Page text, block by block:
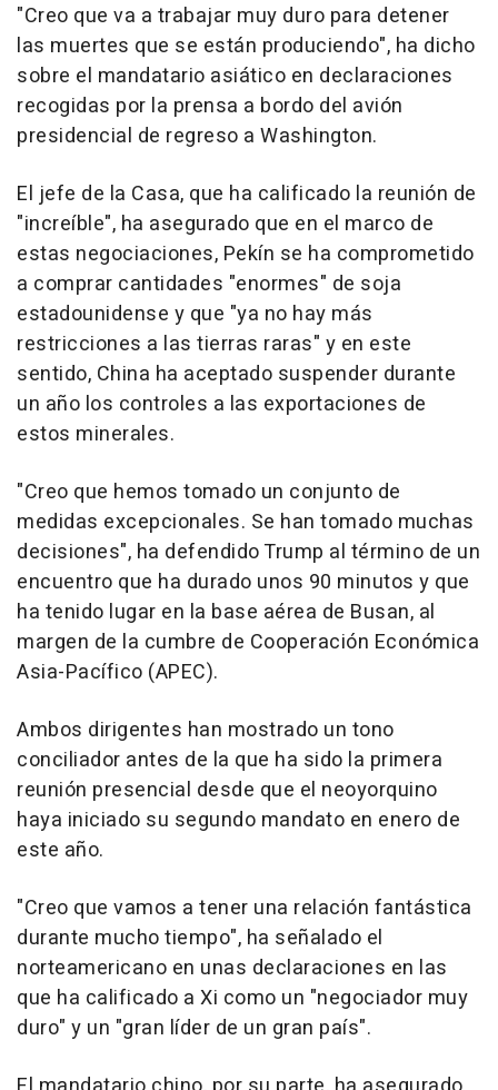
"Creo que va a trabajar muy duro para detener
las muertes que se están produciendo", ha dicho
sobre el mandatario asiático en declaraciones
recogidas por la prensa a bordo del avión
presidencial de regreso a Washington.
El jefe de la Casa, que ha calificado la reunión de
"increíble", ha asegurado que en el marco de
estas negociaciones, Pekín se ha comprometido
a comprar cantidades "enormes" de soja
estadounidense y que "ya no hay más
restricciones a las tierras raras" y en este
sentido, China ha aceptado suspender durante
un año los controles a las exportaciones de
estos minerales.
"Creo que hemos tomado un conjunto de
medidas excepcionales. Se han tomado muchas
decisiones", ha defendido Trump al término de un
encuentro que ha durado unos 90 minutos y que
ha tenido lugar en la base aérea de Busan, al
margen de la cumbre de Cooperación Económica
Asia-Pacífico (APEC).
Ambos dirigentes han mostrado un tono
conciliador antes de la que ha sido la primera
reunión presencial desde que el neoyorquino
haya iniciado su segundo mandato en enero de
este año.
"Creo que vamos a tener una relación fantástica
durante mucho tiempo", ha señalado el
norteamericano en unas declaraciones en las
que ha calificado a Xi como un "negociador muy
duro" y un "gran líder de un gran país".